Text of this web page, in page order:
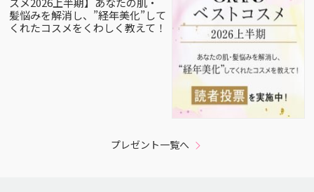
髪悩みを解消し、”経年美化”して
くれたコスメをくわしく教えて！
プレゼント一覧へ